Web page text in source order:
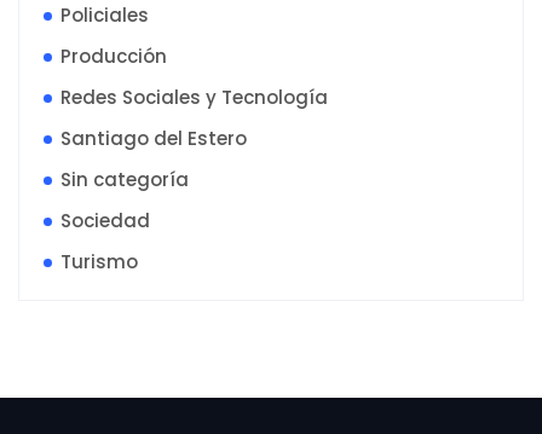
Policiales
Producción
Redes Sociales y Tecnología
Santiago del Estero
Sin categoría
Sociedad
Turismo